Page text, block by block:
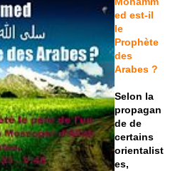
ed est-il
le
Prophète
des
Arabes ?
Selon la
propagan
de de
certains
orientalist
es,